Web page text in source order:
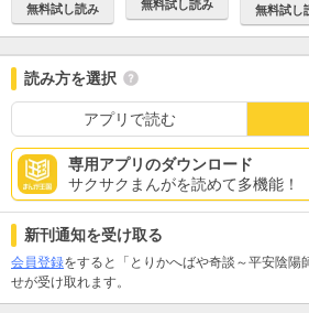
無料試し読み 無料試し読み 無料試し
読み方を選択
アプリで読む
専用アプリのダウンロード
サクサクまんがを読めて多機能！
新刊通知を受け取る
会員登録をすると「とりかへばや奇談～平安陰陽
せが受け取れます。